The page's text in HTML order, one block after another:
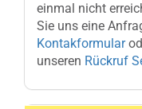
einmal nicht
Sie uns eine
Kontakformular
unseren Rückruf